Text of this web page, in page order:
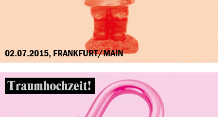
02.07.2015, FRANKFURT/MAIN
Traumhochzeit!